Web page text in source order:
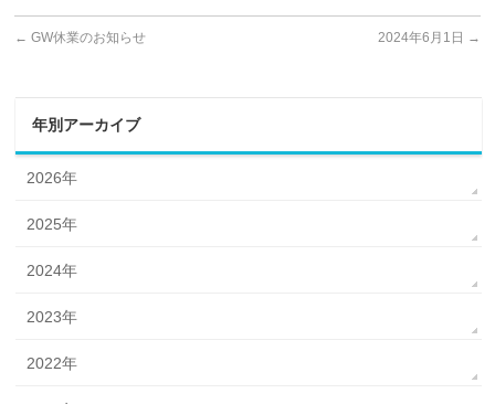
← GW休業のお知らせ 2024年6月1日 →
年別アーカイブ
2026年
2025年
2024年
2023年
2022年